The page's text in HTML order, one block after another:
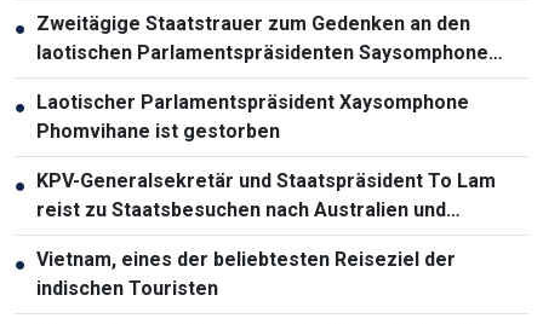
● Zweitägige Staatstrauer zum Gedenken an den
laotischen Parlamentspräsidenten Saysomphone
Phomvihane
● Laotischer Parlamentspräsident Xaysomphone
Phomvihane ist gestorben
● KPV-Generalsekretär und Staatspräsident To Lam
reist zu Staatsbesuchen nach Australien und
Neuseeland
● Vietnam, eines der beliebtesten Reiseziel der
indischen Touristen